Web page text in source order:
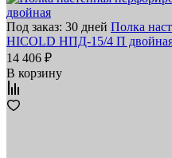
Под заказ: 30 дней Полка
HICOLD НПД-15/4 П
14 406 ₽
В корзину